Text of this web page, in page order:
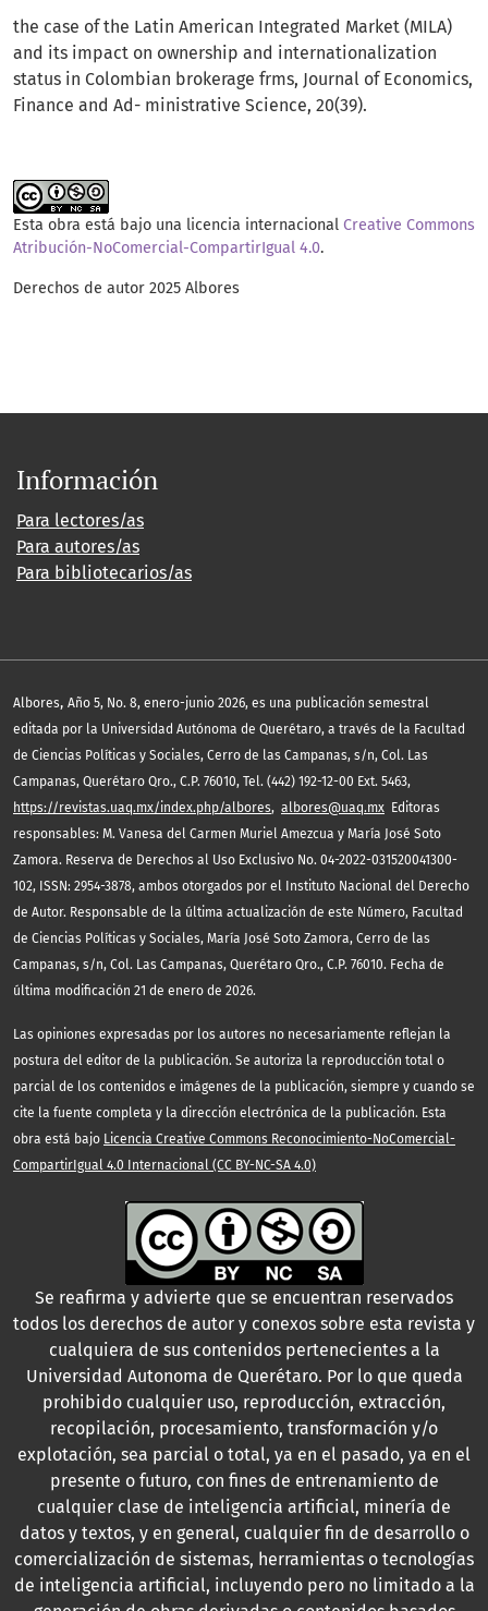
the case of the Latin American Integrated Market (MILA)
and its impact on ownership and internationalization
status in Colombian brokerage frms, Journal of Economics,
Finance and Ad- ministrative Science, 20(39).
Esta obra está bajo una licencia internacional Creative Commons
Atribución-NoComercial-CompartirIgual 4.0.
Derechos de autor 2025 Albores
Información
Para lectores/as
Para autores/as
Para bibliotecarios/as
Albores, Año 5, No. 8, enero-junio 2026, es una publicación semestral
editada por la Universidad Autónoma de Querétaro, a través de la Facultad
de Ciencias Políticas y Sociales, Cerro de las Campanas, s/n, Col. Las
Campanas, Querétaro Qro., C.P. 76010, Tel. (442) 192-12-00 Ext. 5463,
https://revistas.uaq.mx/index.php/albores, albores@uaq.mx Editoras
responsables: M. Vanesa del Carmen Muriel Amezcua y María José Soto
Zamora. Reserva de Derechos al Uso Exclusivo No. 04-2022-031520041300-
102, ISSN: 2954-3878, ambos otorgados por el Instituto Nacional del Derecho
de Autor. Responsable de la última actualización de este Número, Facultad
de Ciencias Políticas y Sociales, María José Soto Zamora, Cerro de las
Campanas, s/n, Col. Las Campanas, Querétaro Qro., C.P. 76010. Fecha de
última modificación 21 de enero de 2026.
Las opiniones expresadas por los autores no necesariamente reflejan la
postura del editor de la publicación. Se autoriza la reproducción total o
parcial de los contenidos e imágenes de la publicación, siempre y cuando se
cite la fuente completa y la dirección electrónica de la publicación. Esta
obra está bajo Licencia Creative Commons Reconocimiento-NoComercial-
CompartirIgual 4.0 Internacional (CC BY-NC-SA 4.0)
Se reafirma y advierte que se encuentran reservados
todos los derechos de autor y conexos sobre esta revista y
cualquiera de sus contenidos pertenecientes a la
Universidad Autonoma de Querétaro. Por lo que queda
prohibido cualquier uso, reproducción, extracción,
recopilación, procesamiento, transformación y/o
explotación, sea parcial o total, ya en el pasado, ya en el
presente o futuro, con fines de entrenamiento de
cualquier clase de inteligencia artificial, minería de
datos y textos, y en general, cualquier fin de desarrollo o
comercialización de sistemas, herramientas o tecnologías
de inteligencia artificial, incluyendo pero no limitado a la